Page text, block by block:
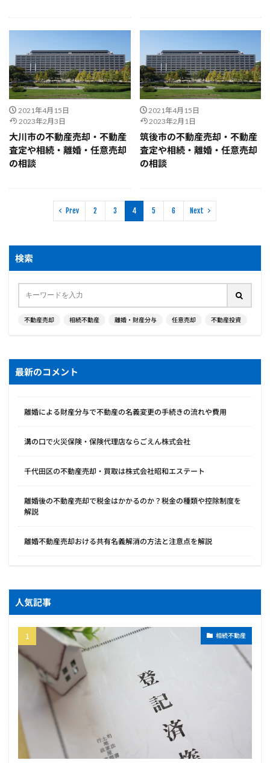
2021年4月15日
2023年2月3日
大川市の不動産売却・不動産
査定や相続・離婚・任意売却
の相談
2021年4月15日
2023年2月1日
筑後市の不動産売却・不動産
査定や相続・離婚・任意売却
の相談
Prev 2 3 4 5 6 Next
検索
不動産売却 相続不動産 離婚・財産分与 任意売却 不動産投資
最新のコメント
離婚による財産分与で不動産の名義変更の手続きの流れや費用
溝の口で火災保険・保険代理店ならごえん株式会社
千代田区の不動産売却・買取は株式会社昭和エステート
離婚後の不動産売却で税金はかかるのか？税金の種類や控除制度を
解説
離婚不動産売却おける共有名義解消の方法と注意点を解説
人気記事
相続不動産